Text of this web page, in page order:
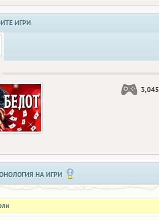
ИГРИ
3,045
НА ИГРИ